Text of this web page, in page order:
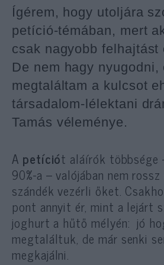
Ígérem, hogy utoljára
petíció-témában, mert
csak nagyobb felhajtást
De nem hagy nyugodni,
megtaláltam a kulcsot
társadalom-lélektani
Tamás véleménye.
A petíciót aláírók többsége
90%-a – valójában nem rossz
szándék vezérli őket.
pont annyit ér, mint a lejárt
joghurt a hűtő mélyén: jó
megtaláltuk, de már senki
megkajálni.